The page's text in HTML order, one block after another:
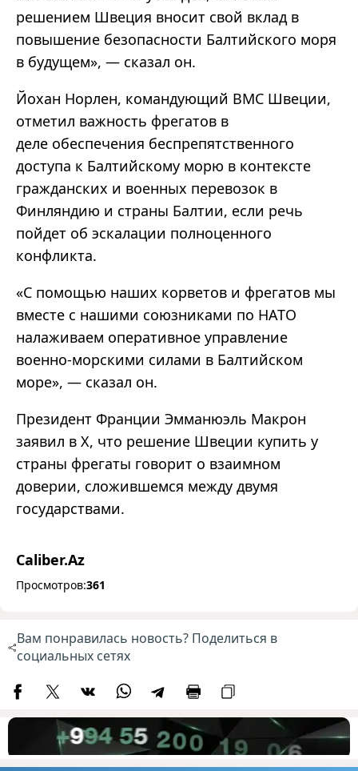
решением Швеция вносит свой вклад в
повышение безопасности Балтийского моря
в будущем», — сказал он.
Йохан Норлен, командующий ВМС Швеции,
отметил важность фрегатов в
деле обеспечения беспрепятственного
доступа к Балтийскому морю в контексте
гражданских и военных перевозок в
Финляндию и страны Балтии, если речь
пойдет об эскалации полноценного
конфликта.
«С помощью наших корветов и фрегатов мы
вместе с нашими союзниками по НАТО
налаживаем оперативное управление
военно-морскими силами в Балтийском
море», — сказал он.
Президент Франции Эмманюэль Макрон
заявил в X, что решение Швеции купить у
страны фрегаты говорит о взаимном
доверии, сложившемся между двумя
государствами.
Caliber.Az
Просмотров:361
Вам понравилась новость? Поделиться в
социальных сетях